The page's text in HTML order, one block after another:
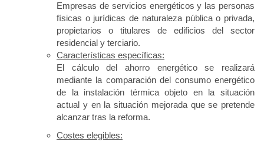
Empresas de servicios energéticos y las personas
físicas o jurídicas de naturaleza pública o privada,
propietarios o titulares de edificios del sector
residencial y terciario.
Características específicas:
El cálculo del ahorro energético se realizará
mediante la comparación del consumo energético
de la instalación térmica objeto en la situación
actual y en la situación mejorada que se pretende
alcanzar tras la reforma.
Costes elegibles: